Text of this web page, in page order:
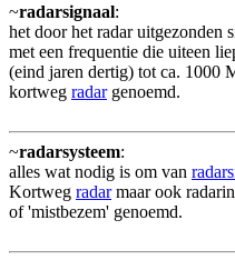
~radarsignaal:
het door het radar uitgezonden
met een frequentie die uiteen
(eind jaren dertig) tot ca. 1000
kortweg radargenoemd.
~radarsysteem:
alles wat nodig is om van
Kortweg radarmaar ook
of 'mistbezem' genoemd.